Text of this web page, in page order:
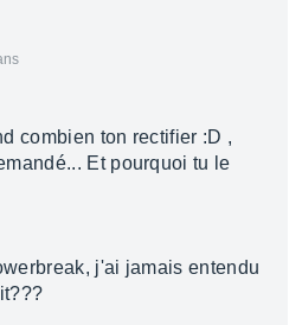
combien ton rectifier :D ,
Et pourquoi tu le
j'ai jamais entendu